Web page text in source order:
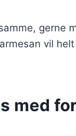
gerne
vil
med